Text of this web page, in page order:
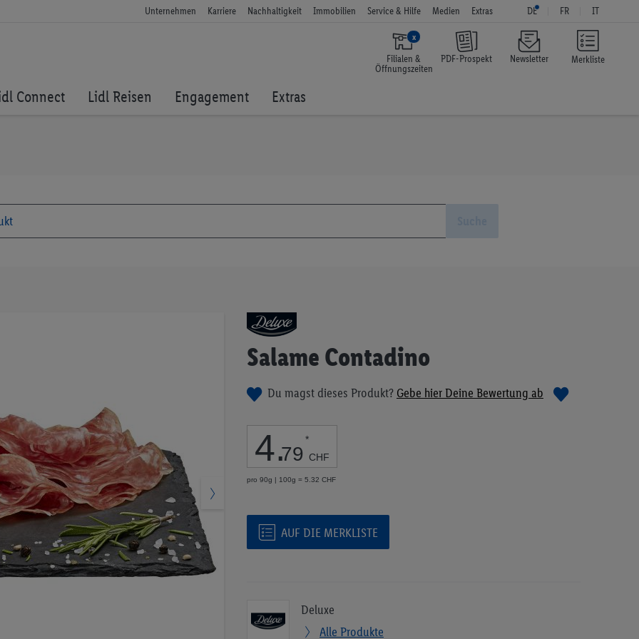
Merkliste
Unternehmen Karriere Nachhaltigkeit Immobilien Service & Hilfe Medien Extras DE FR IT
x
Filialen &
Öffnungszeiten
PDF-Prospekt Newsletter
Connect Lidl Reisen Engagement Extras
Salame Contadino
Du magst dieses Produkt? Gebe hier Deine Bewertung ab
4.79
*
CHF
pro 90g | 100g = 5.32 CHF
AUF DIE MERKLISTE
Deluxe
Alle Produkte
Anfang
Bildgalerie